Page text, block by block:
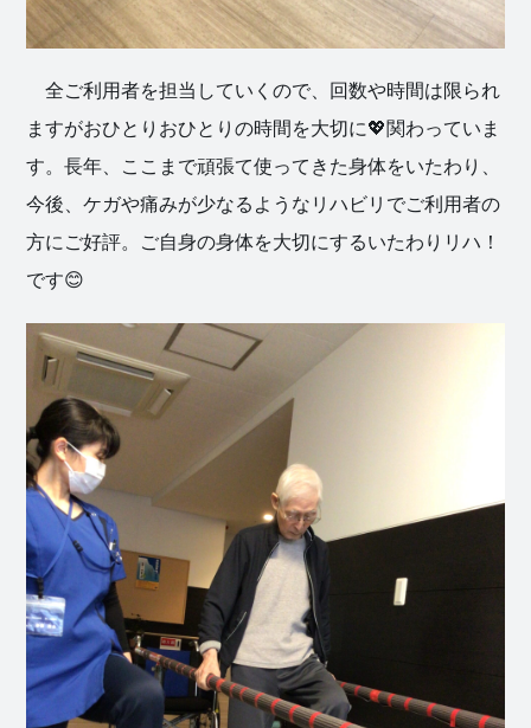
全ご利用者を担当していくので、回数や時間は限られ
ますがおひとりおひとりの時間を大切に💖関わっていま
す。長年、ここまで頑張て使ってきた身体をいたわり、
今後、ケガや痛みが少なるようなリハビリでご利用者の
方にご好評。ご自身の身体を大切にするいたわりリハ！
です😊